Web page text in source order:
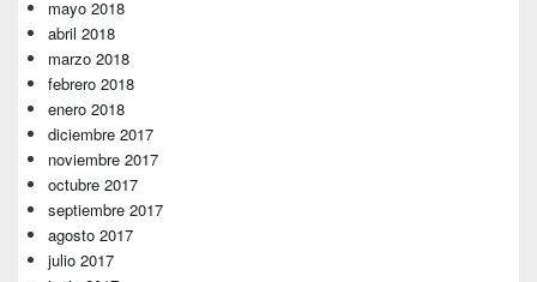
mayo 2018
abril 2018
marzo 2018
febrero 2018
enero 2018
diciembre 2017
noviembre 2017
octubre 2017
septiembre 2017
agosto 2017
julio 2017